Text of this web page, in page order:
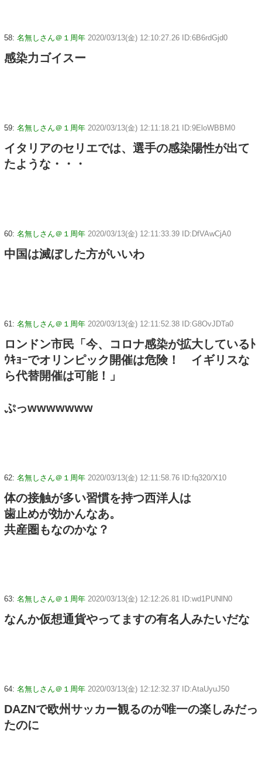
58: 名無しさん＠１周年 2020/03/13(金) 12:10:27.26 ID:6B6rdGjd0
感染力ゴイスー
59: 名無しさん＠１周年 2020/03/13(金) 12:11:18.21 ID:9EloWBBM0
イタリアのセリエでは、選手の感染陽性が出て
たような・・・
60: 名無しさん＠１周年 2020/03/13(金) 12:11:33.39 ID:DfVAwCjA0
中国は滅ぼした方がいいわ
61: 名無しさん＠１周年 2020/03/13(金) 12:11:52.38 ID:G8OvJDTa0
ロンドン市民「今、コロナ感染が拡大しているﾄ
ｳｷｮｰでオリンピック開催は危険！ イギリスな
ら代替開催は可能！」
ぷっwwwwwww
62: 名無しさん＠１周年 2020/03/13(金) 12:11:58.76 ID:fq320/X10
体の接触が多い習慣を持つ西洋人は
歯止めが効かんなあ。
共産圏もなのかな？
63: 名無しさん＠１周年 2020/03/13(金) 12:12:26.81 ID:wd1PUNlN0
なんか仮想通貨やってますの有名人みたいだな
64: 名無しさん＠１周年 2020/03/13(金) 12:12:32.37 ID:AtaUyuJ50
DAZNで欧州サッカー観るのが唯一の楽しみだっ
たのに